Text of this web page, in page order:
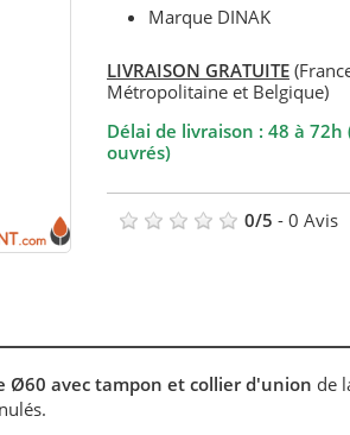
Marque DINAK
LIVRAISON GRATUITE
Métropolitaine et Belgique)
Délai de livraison : 48 à 72h
ouvrés)
0/5 - 0 Avis
Ø60 avec tampon et collier d'union de